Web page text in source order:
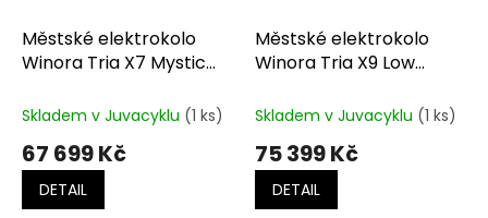
Městské elektrokolo
Winora Tria X7 Mystic
Skladem v Juvacyklu (1 ks)
67 699 Kč
DETAIL
Městské elektrokolo
Winora Tria X9 Low
Skladem v Juvacyklu (1 ks)
75 399 Kč
DETAIL